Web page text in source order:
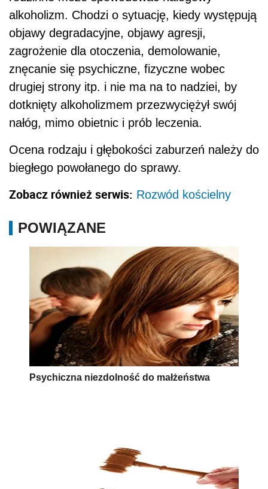
alkoholizm. Chodzi o sytuację, kiedy występują
objawy degradacyjne, objawy agresji,
zagrożenie dla otoczenia, demolowanie,
znęcanie się psychiczne, fizyczne wobec
drugiej strony itp. i nie ma na to nadziei, by
dotknięty alkoholizmem przezwyciężył swój
nałóg, mimo obietnic i prób leczenia.
Ocena rodzaju i głębokości zaburzeń należy do
biegłego powołanego do sprawy.
Zobacz również serwis: Rozwód kościelny
POWIĄZANE
Psychiczna niezdolność do małżeństwa